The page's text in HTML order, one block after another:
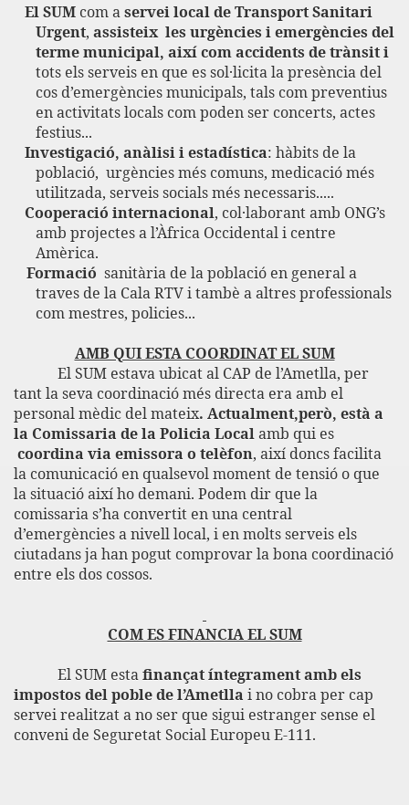
El SUM com aservei local de Transport Sanitari
Urgent, assisteix les urgències i emergències del
terme municipal, així com accidents de trànsit i
tots els serveis en que es sol·licita la presència del
cos d’emergències municipals, tals com preventius
en activitats locals com poden ser concerts, actes
festius...
Investigació, anàlisi i estadística: hàbits de la
població, urgències més comuns, medicació més
utilitzada, serveis socials més necessaris.....
Cooperació internacional, col·laborant amb ONG’s
amb projectes a l’Àfrica Occidental i centre
Amèrica.
Formació sanitària de la població en general a
traves de la Cala RTV i tambè a altres professionals
com mestres, policies...
AMB QUI ESTA COORDINAT EL SUM
El SUM estava ubicat al CAP de l’Ametlla, per
tant la seva coordinaciómés directa eraamb el
personal mèdic delmateix. Actualment,però, està a
la Comissaria de la Policia Localamb qui es
coordina via emissora o telèfon, així doncs facilita
la comunicació en qualsevol moment de tensió o que
la situació així ho demani. Podem dir que la
comissaria s’ha convertit en una central
d’emergències a nivell local, i en molts serveis els
ciutadans ja han pogut comprovar la bona coordinació
entre els dos cossos.
COM ES FINANCIA EL SUM
El SUM estafinançat íntegrament amb els
impostos del poblede l’Ametlla i no cobra per cap
servei realitzat a no ser que sigui estranger sense el
conveni de Seguretat Social Europeu E-111.